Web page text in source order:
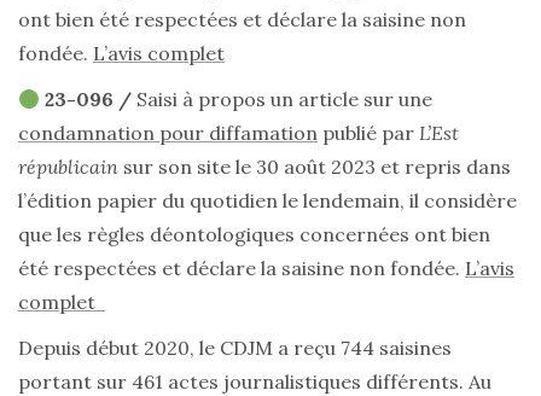
ont bien été respectées et déclare la saisine non
fondée. L’avis complet
23-096 / Saisi à propos un article sur une
condamnation pour diffamation publié par L’Est
républicain sur son site le 30 août 2023 et repris dans
l’édition papier du quotidien le lendemain, il considère
que les règles déontologiques concernées ont bien
été respectées et déclare la saisine non fondée. L’avis
complet
Depuis début 2020, le CDJM a reçu 744 saisines
portant sur 461 actes journalistiques différents. Au